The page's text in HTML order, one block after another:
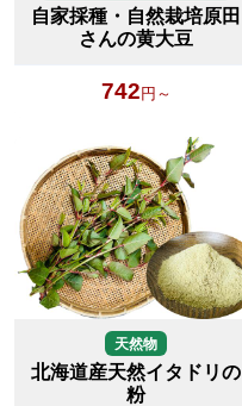
自家採種・自然栽培原田
さんの黄大豆
742円～
天然物
北海道産天然イタドリの
粉